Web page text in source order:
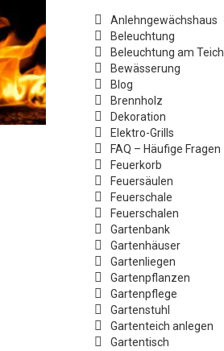
Anlehngewächshaus
Beleuchtung
Beleuchtung am Teich
Bewässerung
Blog
Brennholz
Dekoration
Elektro-Grills
FAQ – Häufige Fragen
Feuerkorb
Feuersäulen
Feuerschale
Feuerschalen
Gartenbank
Gartenhäuser
Gartenliegen
Gartenpflanzen
Gartenpflege
Gartenstuhl
Gartenteich anlegen
Gartentisch